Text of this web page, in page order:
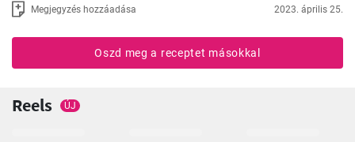
Megjegyzés hozzáadása 2023. április 25.
Oszd meg a receptet másokkal
Reels ÚJ